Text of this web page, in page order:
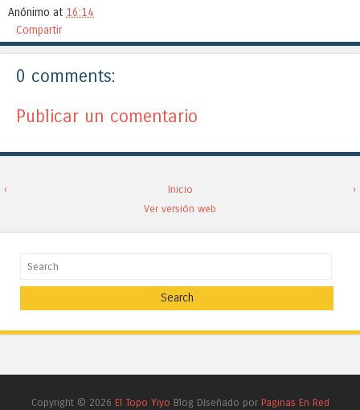
Anónimo at 16:14
Compartir
0 comments:
Publicar un comentario
‹ ›
Inicio
Ver versión web
Search
Copyright © 2026 El Topo Yiyo Blog Diseñado por Paginas En Red